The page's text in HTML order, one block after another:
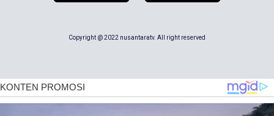
Copyright @ 2022 nusantaratv. All right reserved